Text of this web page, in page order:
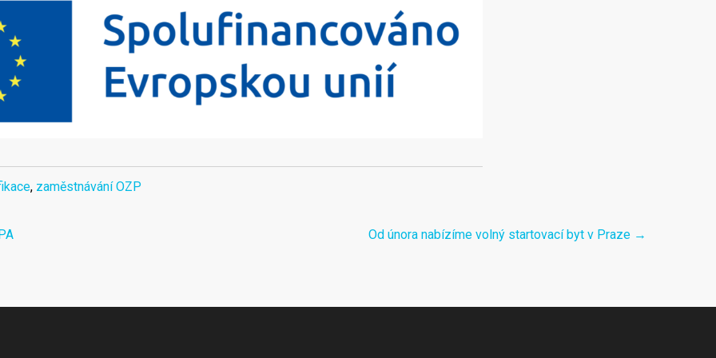
, zaměstnávání OZP
Od února nabízíme volný startovací byt v Praze →